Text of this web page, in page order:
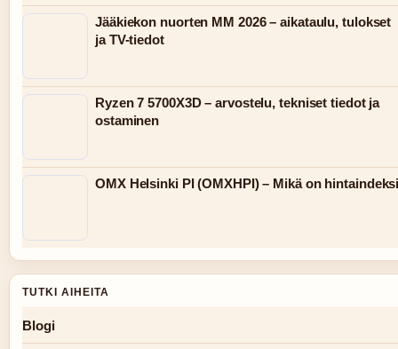
Jääkiekon nuorten MM 2026 – aikataulu, tulokset
ja TV-tiedot
Ryzen 7 5700X3D – arvostelu, tekniset tiedot ja
ostaminen
OMX Helsinki PI (OMXHPI) – Mikä on
TUTKI AIHEITA
Blogi